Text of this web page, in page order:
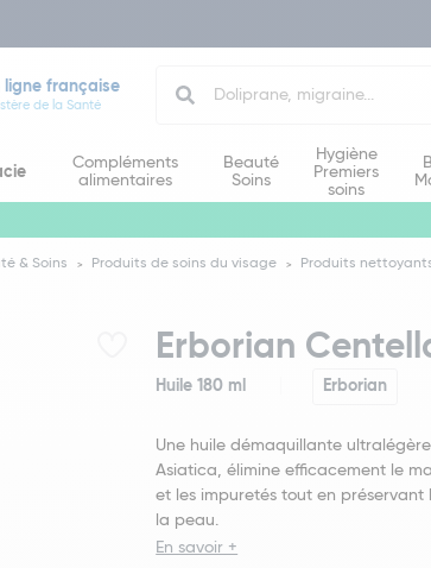
ligne française
de la Santé
Compléments
alimentaires
Beauté
Soins
Hygiène
Premiers
soins
& Soins Produits de soins du visage Produits
Erborian
Huile 180 ml Erborian
Une huile démaquillante
Asiatica, élimine efficacement le
et les impuretés tout en
la peau.
En savoir +